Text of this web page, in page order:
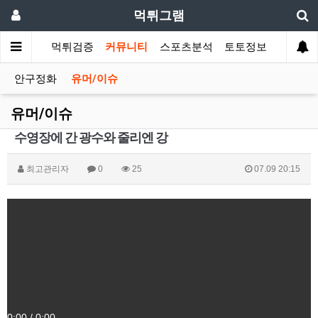
먹튀그램
먹튀검증 커뮤니티 스포츠분석 토토정보
안구정화 유머/이슈
유머/이슈
수영장에 간 광수와 줄리엔 강
최고관리자 0 25 07.09 20:15